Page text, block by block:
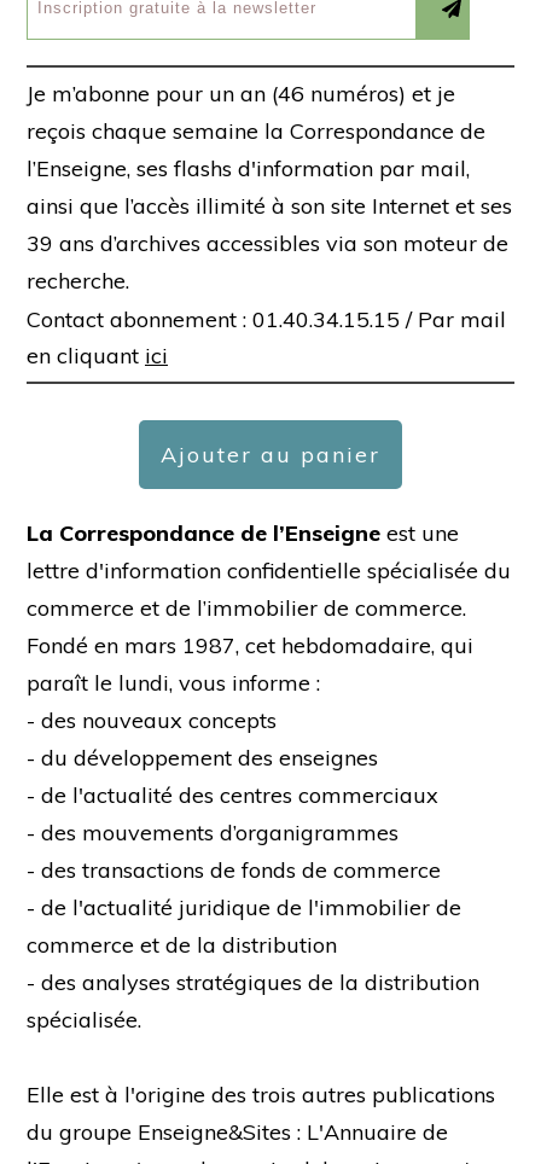
Je m’abonne pour un an (46 numéros) et je
reçois chaque semaine la Correspondance de
l’Enseigne, ses flashs d'information par mail,
ainsi que l’accès illimité à son site Internet et ses
39 ans d’archives accessibles via son moteur de
recherche.
Contact abonnement : 01.40.34.15.15 / Par mail
en cliquant ici
Ajouter au panier
La Correspondance de l’Enseigne est une
lettre d'information confidentielle spécialisée du
commerce et de l’immobilier de commerce.
Fondé en mars 1987, cet hebdomadaire, qui
paraît le lundi, vous informe :
- des nouveaux concepts
- du développement des enseignes
- de l'actualité des centres commerciaux
- des mouvements d’organigrammes
- des transactions de fonds de commerce
- de l'actualité juridique de l'immobilier de
commerce et de la distribution
- des analyses stratégiques de la distribution
spécialisée.
Elle est à l'origine des trois autres publications
du groupe Enseigne&Sites : L'Annuaire de